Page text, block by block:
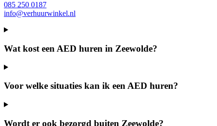
085 250 0187
info@verhuurwinkel.nl
Wat kost een AED huren in Zeewolde?
Voor welke situaties kan ik een AED huren?
Wordt er ook bezorgd buiten Zeewolde?